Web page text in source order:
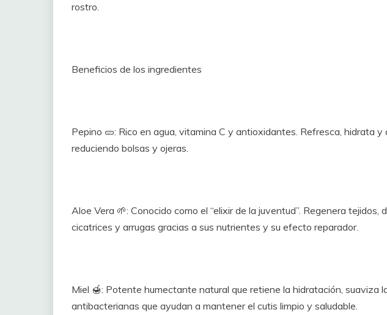
rostro.
Beneficios de los ingredientes
Pepino 🥒: Rico en agua, vitamina C y antioxidantes. Refresca, hidrata y
reduciendo bolsas y ojeras.
Aloe Vera 🌱: Conocido como el “elixir de la juventud”. Regenera tejidos,
cicatrices y arrugas gracias a sus nutrientes y su efecto reparador.
Miel 🍯: Potente humectante natural que retiene la hidratación, suaviza
antibacterianas que ayudan a mantener el cutis limpio y saludable.